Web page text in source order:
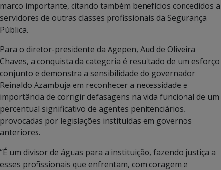
marco importante, citando também benefícios concedidos a
servidores de outras classes profissionais da Segurança
Pública.
Para o diretor-presidente da Agepen, Aud de Oliveira
Chaves, a conquista da categoria é resultado de um esforço
conjunto e demonstra a sensibilidade do governador
Reinaldo Azambuja em reconhecer a necessidade e
importância de corrigir defasagens na vida funcional de um
percentual significativo de agentes penitenciários,
provocadas por legislações instituídas em governos
anteriores.
“É um divisor de águas para a instituição, fazendo justiça a
esses profissionais que enfrentam, com coragem e